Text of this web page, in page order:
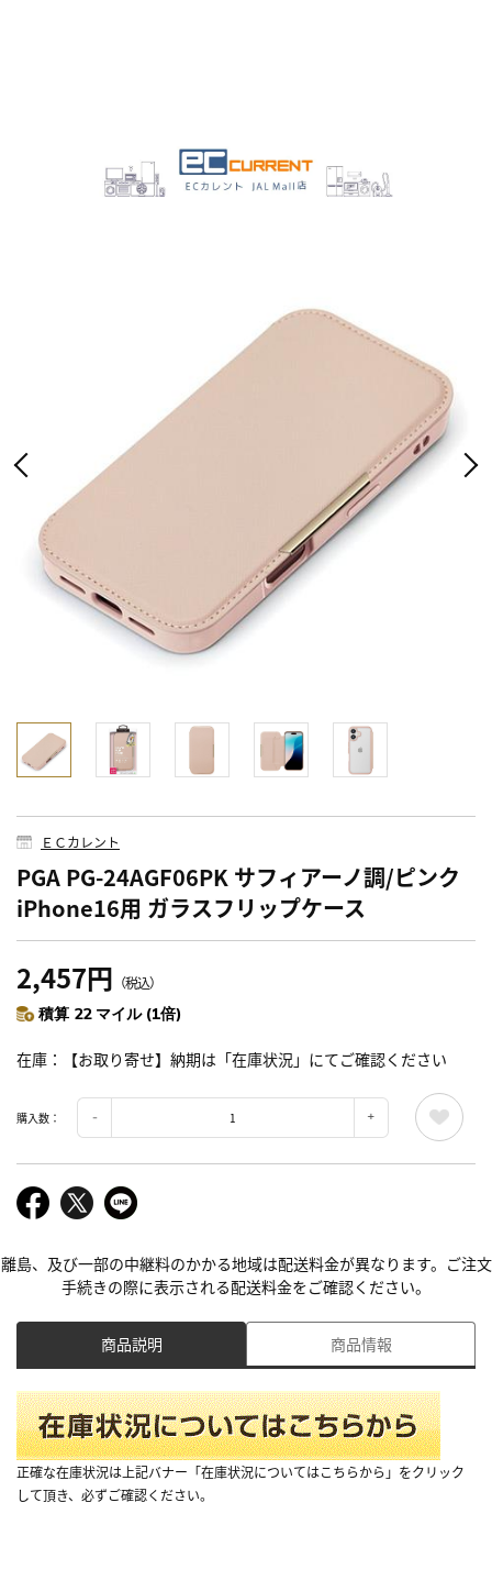
ＥＣカレント
PGA PG-24AGF06PK サフィアーノ調/ピンク
iPhone16用 ガラスフリップケース
2,457円 （税込）
積算 22 マイル (1倍)
在庫 【お取り寄せ】納期は「在庫状況」にてご確認ください
購入数：
離島、及び一部の中継料のかかる地域は配送料金が異なります。ご注文
手続きの際に表示される配送料金をご確認ください。
商品説明 商品情報
正確な在庫状況は上記バナー「在庫状況についてはこちらから」をクリック
して頂き、必ずご確認ください。